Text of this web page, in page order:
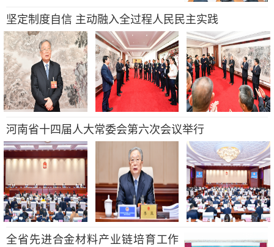
坚定制度自信 主动融入全过程人民民主实践
河南省十四届人大常委会第六次会议举行
全省先进合金材料产业链培育工作